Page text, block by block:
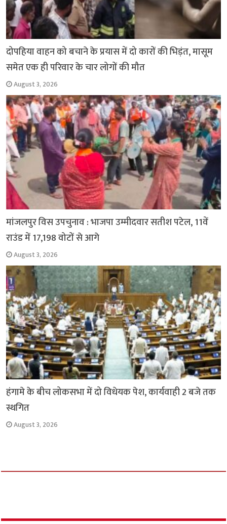
दोपहिया वाहन को बचाने के प्रयास में दो कारों की भिड़ंत, मासूम
समेत एक ही परिवार के चार लोगों की मौत
August 3, 2026
मांजलपुर विस उपचुनाव : भाजपा उम्मीदवार सतीश पटेल, 11वें
राउंड में 17,198 वोटों से आगे
August 3, 2026
हंगामे के बीच लोकसभा में दो विधेयक पेश, कार्यवाही 2 बजे तक
स्थगित
August 3, 2026